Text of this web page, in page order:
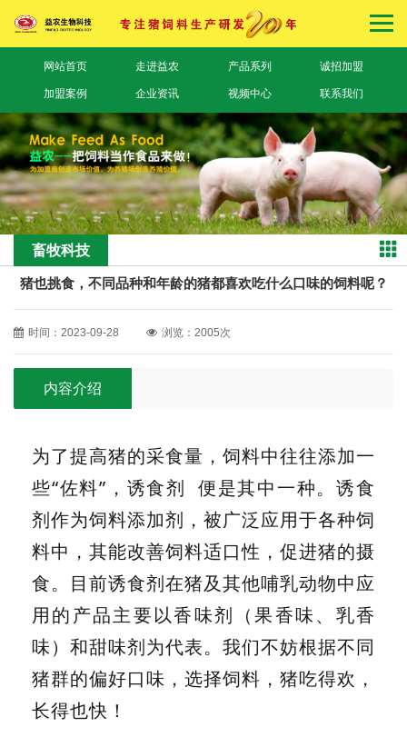
网站首页 走进益农 产品系列 诚招加盟
加盟案例 企业资讯 视频中心 联系我们
畜牧科技
猪也挑食，不同品种和年龄的猪都喜欢吃什么口味的饲料呢？
时间：2023-09-28 浏览：2005次
内容介绍
为了提高猪的采食量，饲料中往往添加一
些“佐料”， 诱食剂 便是其中一种。诱食
剂作为饲料添加剂，被广泛应用于各种饲
料中，其能改善饲料适口性，促进猪的摄
食。目前诱食剂在猪及其他哺乳动物中应
用的产品主要以香味剂（果香味、乳香
味）和甜味剂为代表。我们不妨根据不同
猪群的偏好口味，选择饲料，猪吃得欢，
长得也快！